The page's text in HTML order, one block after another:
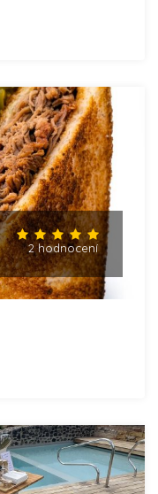
2 hodnocení